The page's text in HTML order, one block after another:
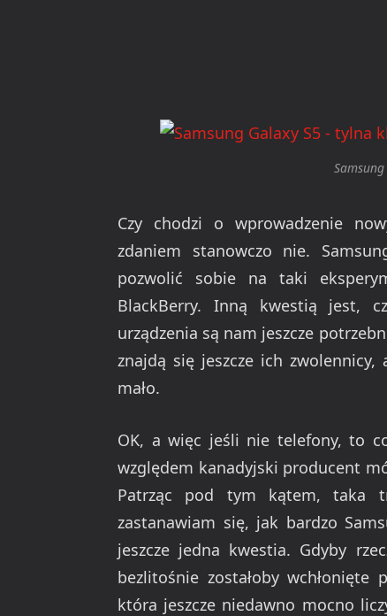
Czy chodzi o wprowadzenie
zdaniem stanowczo nie.
pozwolić sobie na taki
BlackBerry. Inną kwestią jest,
urządzenia są nam jeszcze
znajdą się jeszcze ich
mało.
OK, a więc jeśli nie telefony, to
względem kanadyjski producent
Patrząc pod tym kątem, taka
zastanawiam się, jak bardzo
jeszcze jedna kwestia. Gdyby
bezlitośnie zostałoby
która jeszcze niedawno mocno